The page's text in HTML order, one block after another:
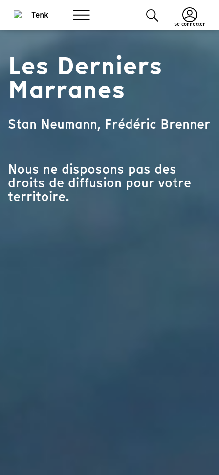
Se connecter
Les Derniers
Marranes
Stan Neumann, Frédéric Brenner
Nous ne disposons pas des
droits de diffusion pour votre
territoire.